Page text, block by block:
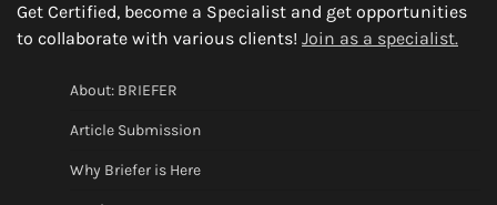
Get Certified, become a Specialist and get opportunities
to collaborate with various clients! Join as a specialist.
About: BRIEFER
Article Submission
Why Briefer is Here